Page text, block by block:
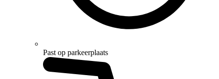
Past op parkeerplaats